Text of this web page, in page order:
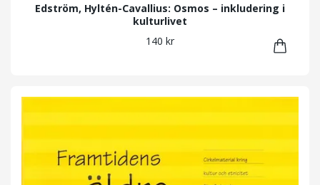
Edström, Hyltén-Cavallius: Osmos – inkludering i
kulturlivet
140 kr